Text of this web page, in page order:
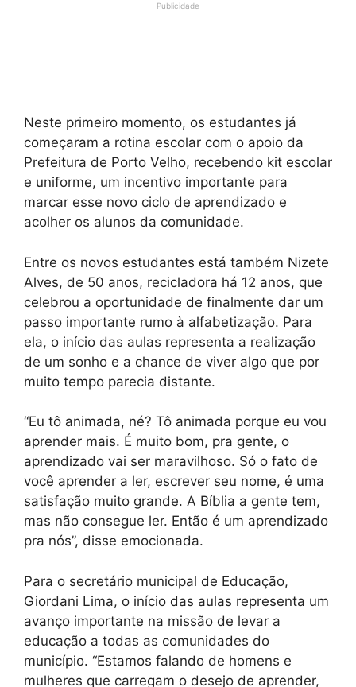
Publicidade
Neste primeiro momento, os estudantes já
começaram a rotina escolar com o apoio da
Prefeitura de Porto Velho, recebendo kit escolar
e uniforme, um incentivo importante para
marcar esse novo ciclo de aprendizado e
acolher os alunos da comunidade.
Entre os novos estudantes está também Nizete
Alves, de 50 anos, recicladora há 12 anos, que
celebrou a oportunidade de finalmente dar um
passo importante rumo à alfabetização. Para
ela, o início das aulas representa a realização
de um sonho e a chance de viver algo que por
muito tempo parecia distante.
“Eu tô animada, né? Tô animada porque eu vou
aprender mais. É muito bom, pra gente, o
aprendizado vai ser maravilhoso. Só o fato de
você aprender a ler, escrever seu nome, é uma
satisfação muito grande. A Bíblia a gente tem,
mas não consegue ler. Então é um aprendizado
pra nós”, disse emocionada.
Para o secretário municipal de Educação,
Giordani Lima, o início das aulas representa um
avanço importante na missão de levar a
educação a todas as comunidades do
município. “Estamos falando de homens e
mulheres que carregam o desejo de aprender,